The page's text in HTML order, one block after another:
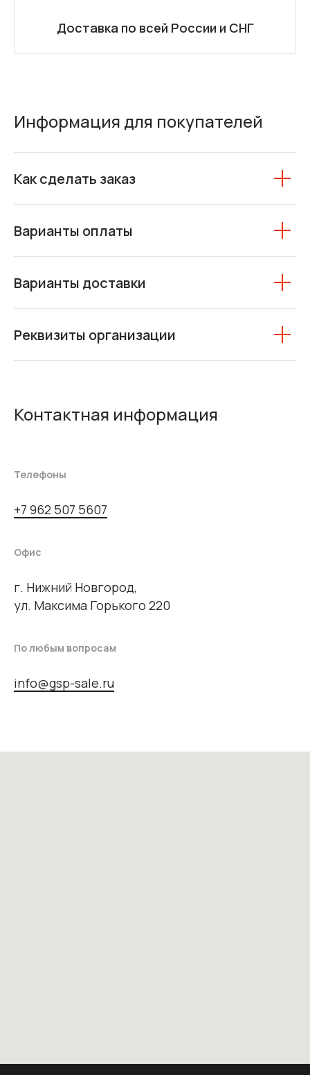
Доставка по всей России и СНГ
Информация для покупателей
Как сделать заказ
Варианты оплаты
Варианты доставки
Реквизиты организации
Контактная информация
Телефоны
+7 962 507 5607
Офис
г. Нижний Новгород,
ул. Максима Горького 220
По любым вопросам
info@gsp-sale.ru